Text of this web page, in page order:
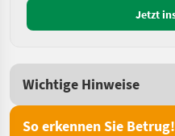
Jetzt
Wichtige Hinweise
So erkennen Sie Betrug!